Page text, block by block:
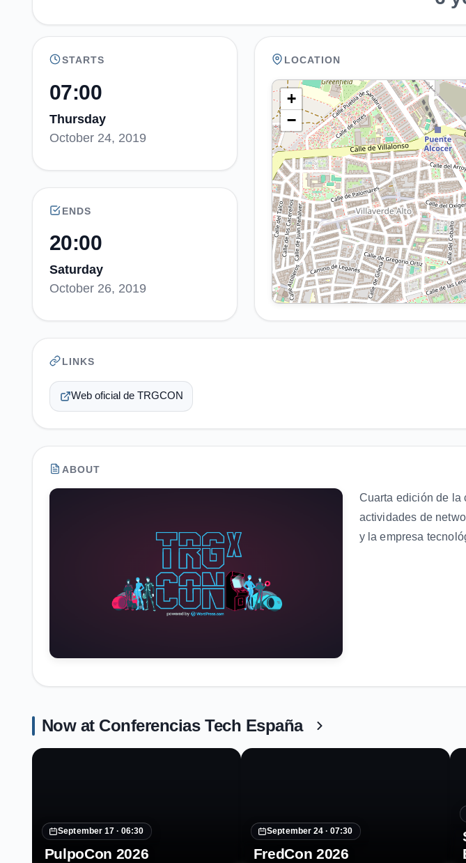
STARTS
07:00
Thursday
October 24, 2019
ENDS
20:00
Saturday
October 26, 2019
LOCATION
+
−
LINKS
Web oficial de TRGCON
ABOUT
Cuarta edición de la
actividades de
y la empresa
Now at Conferencias Tech España
September 17 ·06:30
PulpoCon 2026
September 24 ·07:30
FredCon 2026